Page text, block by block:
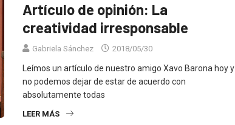
Artículo de opinión: La
creatividad irresponsable
Gabriela Sánchez 2018/05/30
Leímos un artículo de nuestro amigo Xavo Barona hoy y
no podemos dejar de estar de acuerdo con
absolutamente todas
LEER MÁS